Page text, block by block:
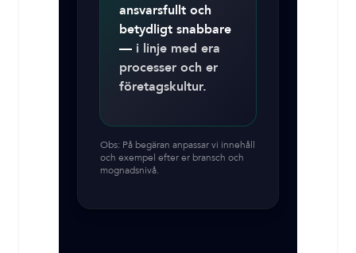
ansvarsfullt och
betydligt snabbare
— i linje med era
processer och er
företagskultur.
Obs: På begäran anpassar vi innehåll
och exempel efter er bransch och
mognadsnivå.